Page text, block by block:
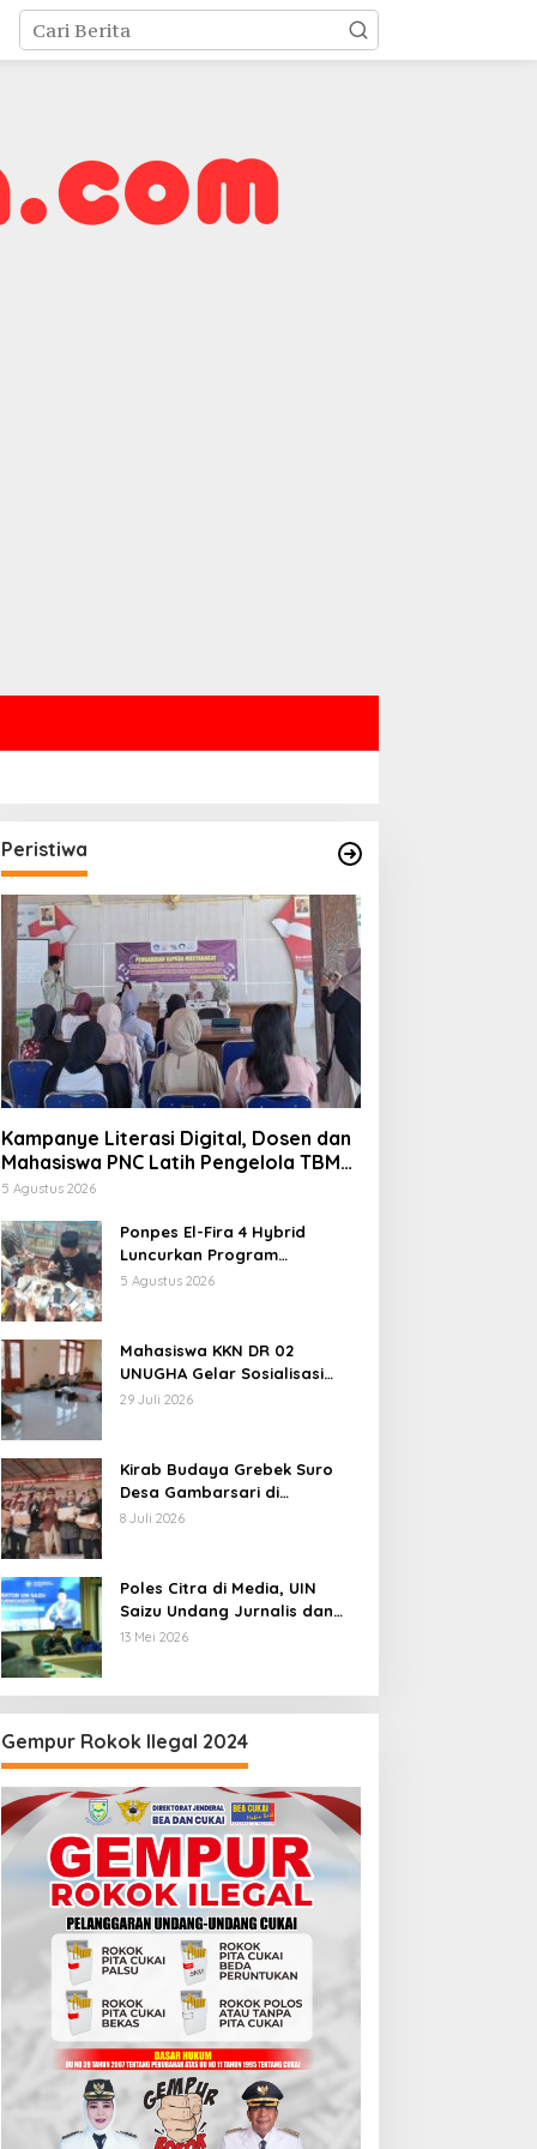
Peristiwa
Kampanye Literasi Digital, Dosen dan
Mahasiswa PNC Latih Pengelola TBM
Pojok Pustaka Majenang Produksi
5 Agustus 2026
Ponpes El-Fira 4 Hybrid
Luncurkan Program
JunioSmart, Wujudkan
5 Agustus 2026
Mahasiswa KKN DR 02
UNUGHA Gelar Sosialisasi
Edukasi Bahaya Narkoba dan
Cilacap
29 Juli 2026
Kirab Budaya Grebek Suro
Desa Gambarsari di
Purbalingga Banjir Apresiasi
8 Juli 2026
Poles Citra di Media, UIN
Saizu Undang Jurnalis dan
Pegiat Medsos
13 Mei 2026
Gempur Rokok Ilegal 2024